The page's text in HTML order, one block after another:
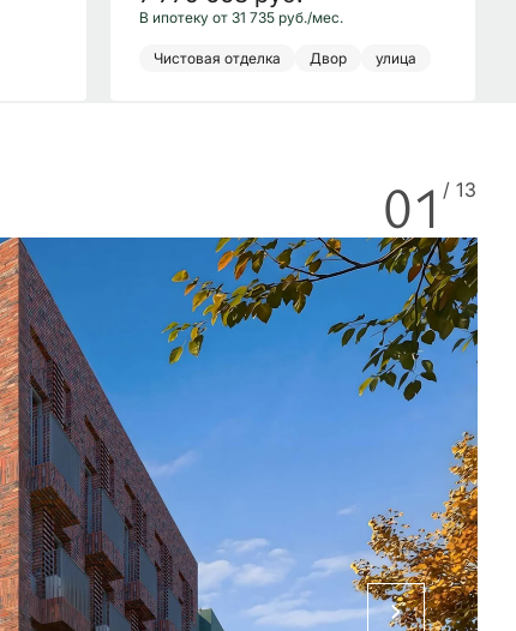
В ипотеку от 31 735 руб./мес.
Чистовая отделка Двор улица
01 / 13